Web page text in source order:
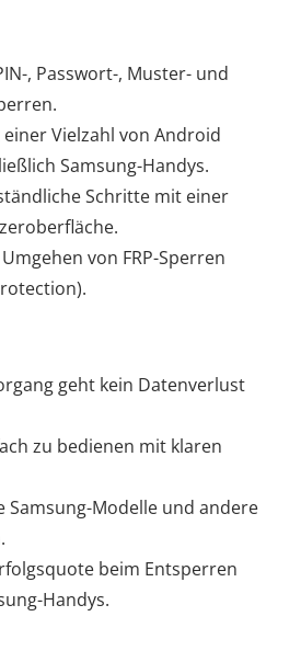
, Passwort-, Muster- und
Vielzahl von Android
Samsung-Handys.
Schritte mit einer
von FRP-Sperren
geht kein Datenverlust
zu bedienen mit klaren
Samsung-Modelle und andere
beim Entsperren
Handys.